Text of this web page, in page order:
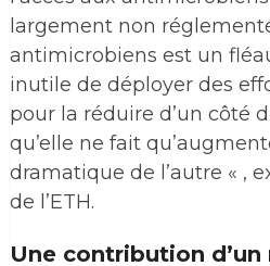
largement non
antimicrobiens est un
inutile de déployer des
pour la réduire d’un côté
qu’elle ne fait
dramatique de l’autre « ,
de l’ETH.
Une contribution d’un